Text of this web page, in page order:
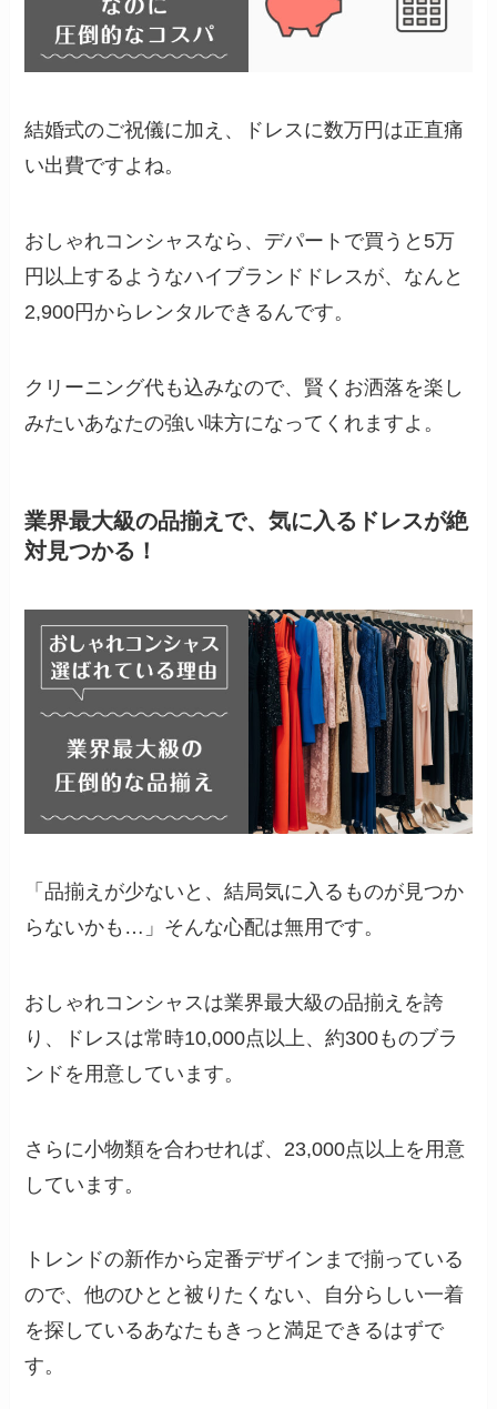
結婚式のご祝儀に加え、ドレスに数万円は正直痛
い出費ですよね。
おしゃれコンシャスなら、デパートで買うと5万
円以上するようなハイブランドドレスが、なんと
2,900円からレンタルできるんです。
クリーニング代も込みなので、賢くお洒落を楽し
みたいあなたの強い味方になってくれますよ。
業界最大級の品揃えで、気に入るドレスが絶
対見つかる！
「品揃えが少ないと、結局気に入るものが見つか
らないかも…」そんな心配は無用です。
おしゃれコンシャスは業界最大級の品揃えを誇
り、ドレスは常時10,000点以上、約300ものブラ
ンドを用意しています。
さらに小物類を合わせれば、23,000点以上を用意
しています。
トレンドの新作から定番デザインまで揃っている
ので、他のひとと被りたくない、自分らしい一着
を探しているあなたもきっと満足できるはずで
す。